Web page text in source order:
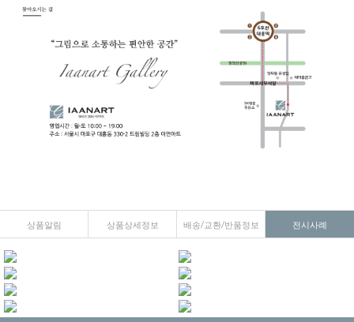
상품알림 상품상세정보 배송/교환/반품정보 전시사례